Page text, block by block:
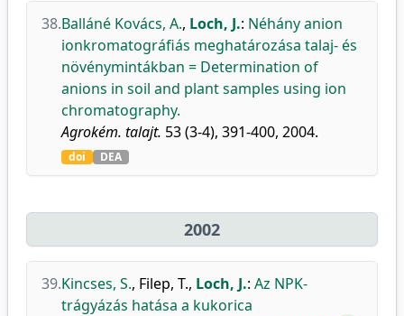
38.Balláné Kovács, A., Loch, J.: Néhány anion
ionkromatográfiás meghatározása talaj- és
növénymintákban = Determination of
anions in soil and plant samples using ion
chromatography.
Agrokém. talajt. 53 (3-4), 391-400, 2004.
doi DEA
2002
39.Kincses, S., Filep, T., Loch, J.: Az NPK-
trágyázás hatása a kukorica